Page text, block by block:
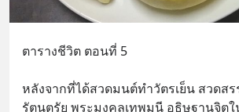
ตารางชีวิต ตอนที่ 5
หลังจากที่ได้สวดมนต์ทำวัตรเย็น สวดสร
รัตนตรัย พระมงคลเทพมุนี อธิษฐานจิตใ